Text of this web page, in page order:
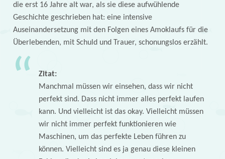
die erst 16 Jahre alt war, als sie diese aufwühlende
Geschichte geschrieben hat: eine intensive
Auseinandersetzung mit den Folgen eines Amoklaufs für die
Überlebenden, mit Schuld und Trauer, schonungslos erzählt.
Zitat:
Manchmal müssen wir einsehen, dass wir nicht
perfekt sind. Dass nicht immer alles perfekt laufen
kann. Und vielleicht ist das okay. Vielleicht müssen
wir nicht immer perfekt funktionieren wie
Maschinen, um das perfekte Leben führen zu
können. Vielleicht sind es ja genau diese kleinen